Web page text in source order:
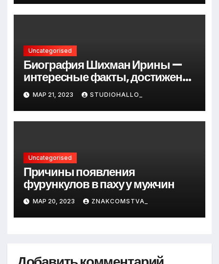
Uncategorised
Биография Шихман Ирины —
интересные факты, достижения
и путь к успеху
МАР 21, 2023 STUDIOHALLO_
Uncategorised
Причины появления
фурункулов в паху у мужчин
МАР 20, 2023 ZNAKCOMSTVA_